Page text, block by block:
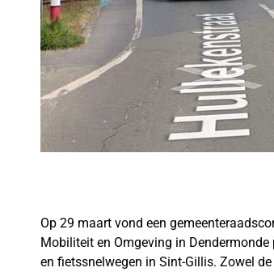
Op 29 maart vond een
Mobiliteit en Omgeving in
en fietssnelwegen in Sint-Gillis. Zowel